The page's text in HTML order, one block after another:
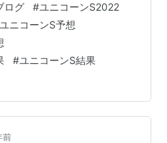
春競馬（GⅠ）最後となりま
来週の競馬までお楽しみに
した。 ではでは～✋
ログ #ユニコーンS2022
ユニコーンS予想
#ユニコーンS結果
前